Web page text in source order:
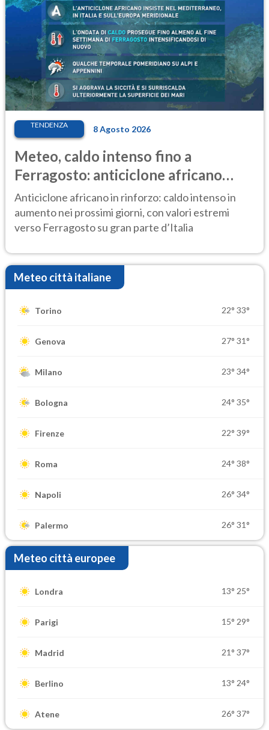
TENDENZA 8 Agosto 2026
Meteo, caldo intenso fino a
Ferragosto: anticiclone africano
ancora protagonista
Anticiclone africano in rinforzo: caldo intenso in
aumento nei prossimi giorni, con valori estremi
verso Ferragosto su gran parte d’Italia
Meteo città italiane
Torino 22° 33°
Genova 27° 31°
Milano 23° 34°
Bologna 24° 35°
Firenze 22° 39°
Roma 24° 38°
Napoli 26° 34°
Palermo 26° 31°
Meteo città europee
Londra 13° 25°
Parigi 15° 29°
Madrid 21° 37°
Berlino 13° 24°
Atene 26° 37°